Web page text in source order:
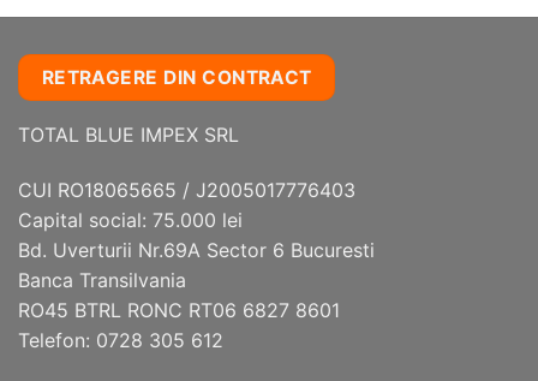
RETRAGERE DIN CONTRACT
TOTAL BLUE IMPEX SRL
CUI RO18065665 / J2005017776403
Capital social: 75.000 lei
Bd. Uverturii Nr.69A Sector 6 Bucuresti
Banca Transilvania
RO45 BTRL RONC RT06 6827 8601
Telefon: 0728 305 612